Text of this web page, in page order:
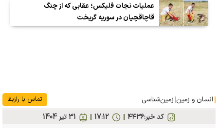
عملیات نجات فلیکس؛ عقابی که از چنگ
قاچاقچیان در سوریه گریخت
انسان و زمین زمین‌شناسی تماس با رازبقا
کد خبر:۴۴۳۶ 31 تير 1404 17:12